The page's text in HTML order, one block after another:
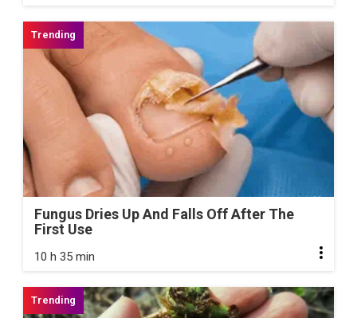
Fungus Dries Up And Falls Off After The
First Use
10 h 35 min